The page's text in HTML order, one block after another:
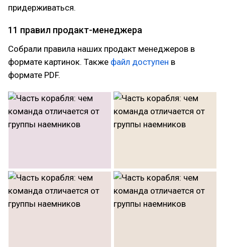
придерживаться.
11 правил продакт-менеджера
Собрали правила наших продакт менеджеров в
формате картинок. Также файл доступен в
формате PDF.